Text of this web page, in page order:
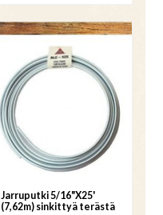
Jarruputki 5/16"X25'
(7,62m) sinkittyä terästä